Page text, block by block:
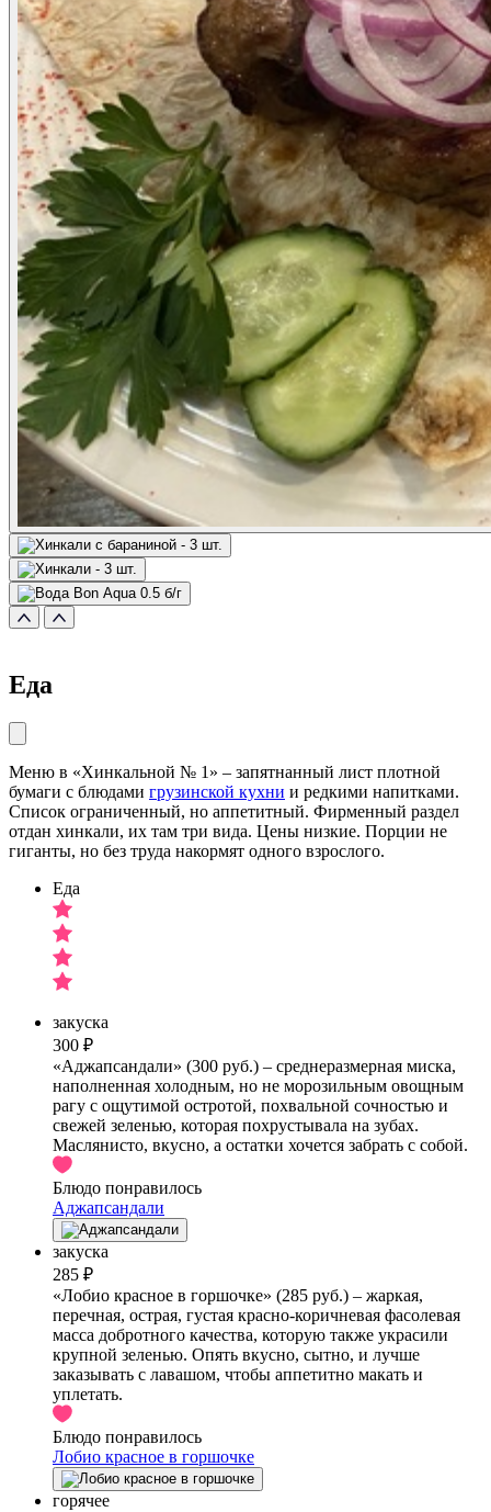
Еда
Меню в «Хинкальной № 1» – запятнанный лист плотной
бумаги с блюдами грузинской кухни и редкими напитками.
Список ограниченный, но аппетитный. Фирменный раздел
отдан хинкали, их там три вида. Цены низкие. Порции не
гиганты, но без труда накормят одного взрослого.
Еда
закуска
300 ₽
«Аджапсандали» (300 руб.) – среднеразмерная миска,
наполненная холодным, но не морозильным овощным
рагу с ощутимой остротой, похвальной сочностью и
свежей зеленью, которая похрустывала на зубах.
Маслянисто, вкусно, а остатки хочется забрать с собой.
Блюдо понравилось
Аджапсандали
закуска
285 ₽
«Лобио красное в горшочке» (285 руб.) – жаркая,
перечная, острая, густая красно-коричневая фасолевая
масса добротного качества, которую также украсили
крупной зеленью. Опять вкусно, сытно, и лучше
заказывать с лавашом, чтобы аппетитно макать и
уплетать.
Блюдо понравилось
Лобио красное в горшочке
горячее